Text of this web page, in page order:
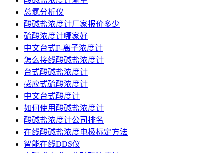
总氮分析仪
酸碱盐浓度计厂家报价多少
硫酸浓度计哪家好
中文台式F-离子浓度计
怎么接线酸碱盐浓度计
台式酸碱盐浓度计
感应式硫酸浓度计
中文台式酸度计
如何使用酸碱盐浓度计
酸碱盐浓度计公司排名
在线酸碱盐浓度电极标定方法
智能在线DDS仪